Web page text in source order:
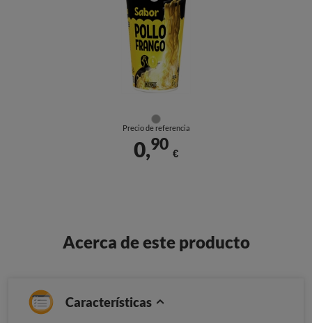
Precio de referencia
0,90
€
Acerca de este producto
Características